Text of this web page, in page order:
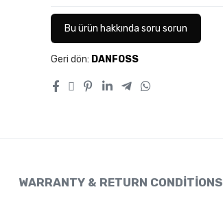
Bu ürün hakkında soru sorun
Geri dön: DANFOSS
WARRANTY & RETURN CONDITIONS